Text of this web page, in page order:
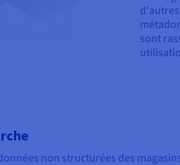
sont
non structurées des